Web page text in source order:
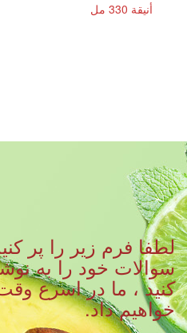
أنيقة 330 مل
لطفا فرم زیر را پر
کنید ، ما در اسرع
خواهیم داد.